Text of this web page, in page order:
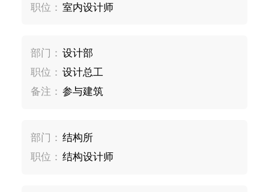
职位： 室内设计师
部门： 设计部
职位： 设计总工
备注： 参与建筑
部门： 结构所
职位： 结构设计师